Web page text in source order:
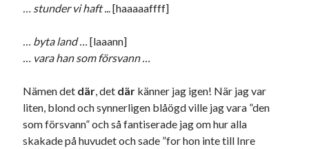
… stunder vi haft ... [haaaaaffff]
… byta land … [laaann]
… vara han som försvann …
Nämen det där, det där känner jag igen! När jag var
liten, blond och synnerligen blåögd ville jag vara ”den
som försvann” och så fantiserade jag om hur alla
skakade på huvudet och sade ”for hon inte till Inre